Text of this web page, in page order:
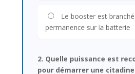
Le booster est
permanence sur la batterie
2. Quelle puissance est
pour démarrer une citadine